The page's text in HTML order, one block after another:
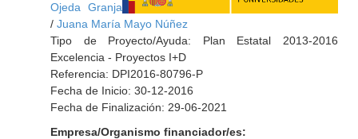
Ojeda Granja
/ Juana María Mayo Núñez
Tipo de Proyecto/Ayuda: Plan Estatal 2013-2016
Excelencia - Proyectos I+D
Referencia: DPI2016-80796-P
Fecha de Inicio: 30-12-2016
Fecha de Finalización: 29-06-2021
Empresa/Organismo financiador/es: